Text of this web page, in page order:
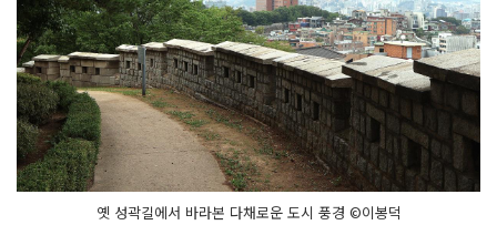
옛 성곽길에서 바라본 다채로운 도시 풍경 ©이봉덕